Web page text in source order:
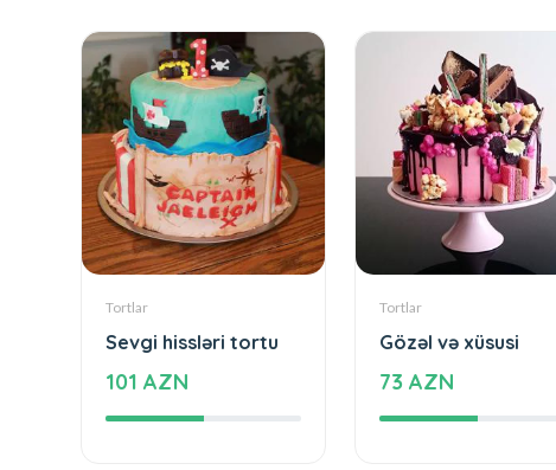
Tortlar
Sevgi hissləri tortu
101 AZN
Tortlar
Gözəl və xüsusi
73 AZN